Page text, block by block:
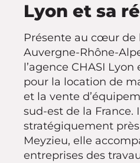
Lyon et sa
Présente au cœur de
Auvergne-Rhône-
l’agence CHASI
pour la location de
et la vente
sud-est de la France.
stratégiquement
Meyzieu, elle
entreprises des